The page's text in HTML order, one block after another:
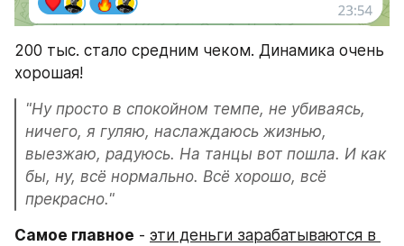
200 тыс. стало средним чеком. Динамика очень
хорошая!
"Ну просто в спокойном темпе, не убиваясь,
ничего, я гуляю, наслаждаюсь жизнью,
выезжаю, радуюсь. На танцы вот пошла. И как
бы, ну, всё нормально. Всё хорошо, всё
прекрасно."
Самое главное - эти деньги зарабатываются в